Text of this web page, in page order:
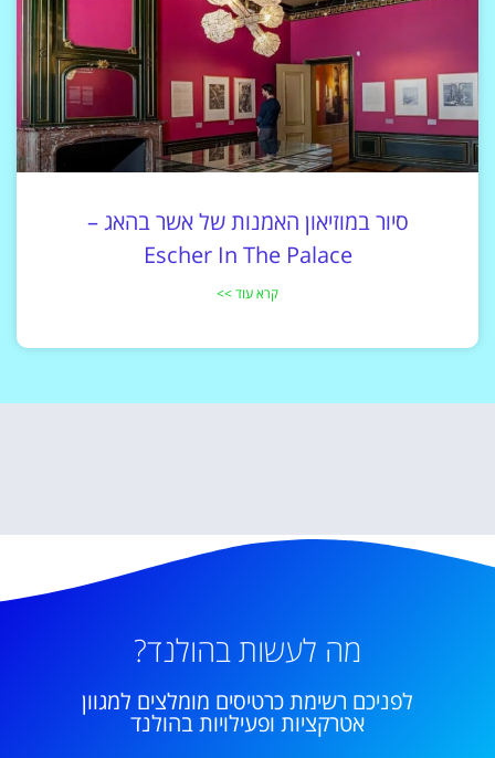
סיור במוזיאון האמנות של אשר בהאג –
Escher In The Palace
קרא עוד >>
מה לעשות בהולנד?
לפניכם רשימת כרטיסים מומלצים למגוון
אטרקציות ופעילויות בהולנד